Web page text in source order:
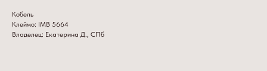
Кобель
Клеймо: IMB 5664
Владелец: Екатерина Д., СПб